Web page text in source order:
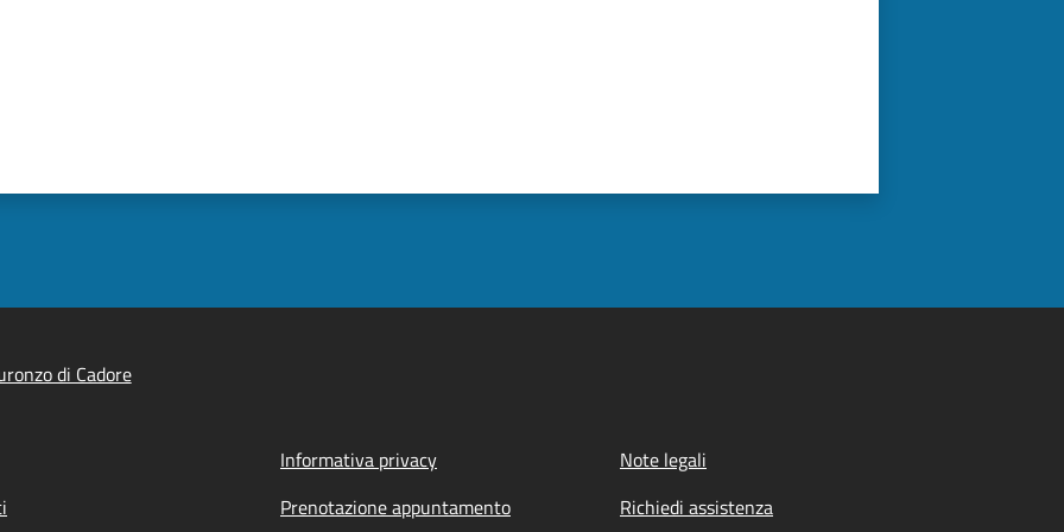
di Cadore
Informativa privacy
Note legali
Prenotazione appuntamento Richiedi assistenza